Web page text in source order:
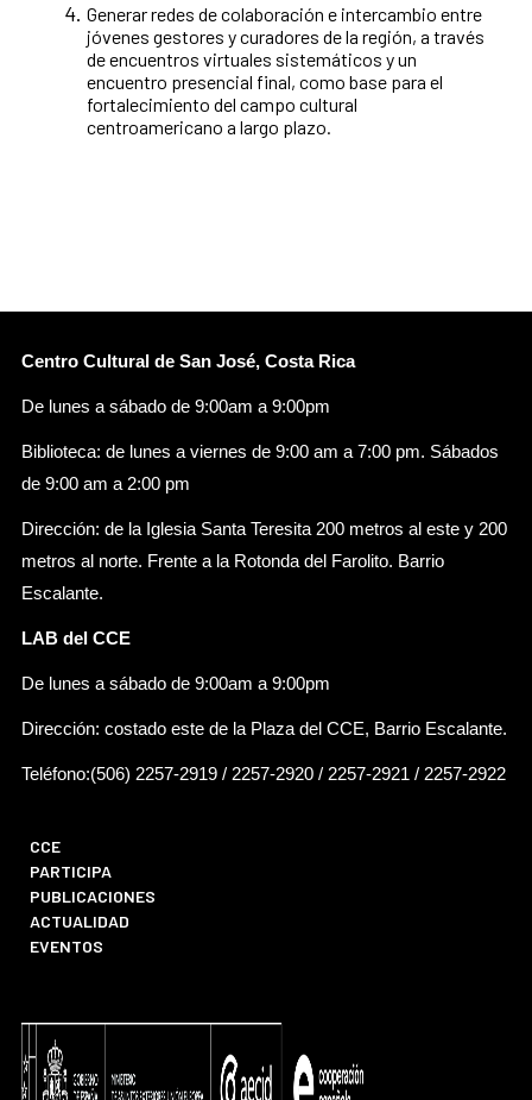
Generar redes de colaboración e intercambio entre
jóvenes gestores y curadores de la región, a través
de encuentros virtuales sistemáticos y un
encuentro presencial final, como base para el
fortalecimiento del campo cultural
centroamericano a largo plazo.
Centro Cultural de San José, Costa Rica
De lunes a sábado de 9:00am a 9:00pm
Biblioteca: de lunes a viernes de 9:00 am a 7:00 pm. Sábados
de 9:00 am a 2:00 pm
Dirección: de la Iglesia Santa Teresita 200 metros al este y 200
metros al norte. Frente a la Rotonda del Farolito. Barrio
Escalante.
LAB del CCE
De lunes a sábado de 9:00am a 9:00pm
Dirección: costado este de la Plaza del CCE, Barrio Escalante.
Teléfono:(506) 2257-2919 / 2257-2920 / 2257-2921 / 2257-2922
CCE
PARTICIPA
PUBLICACIONES
ACTUALIDAD
EVENTOS